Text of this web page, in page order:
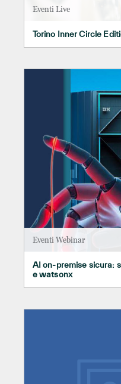
Eventi Live
Torino Inner Circle
Eventi Webinar
AI on-premise sicura:
e watsonx